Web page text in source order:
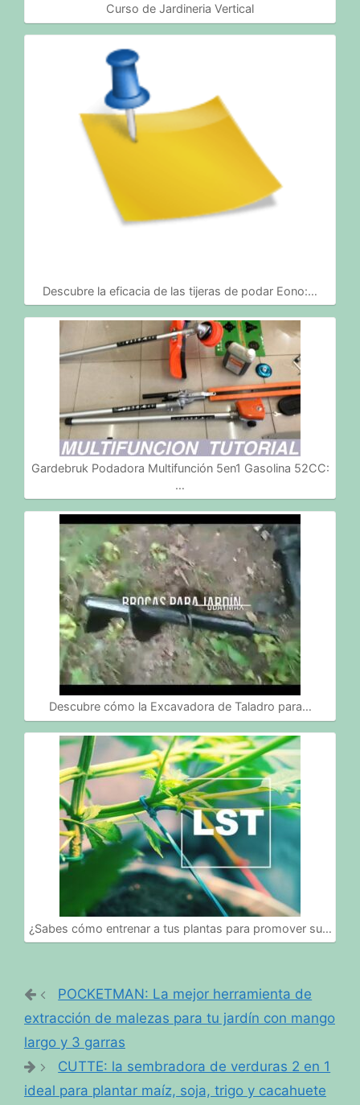
Curso de Jardineria Vertical
Descubre la eficacia de las tijeras de podar Eono:…
Gardebruk Podadora Multifunción 5en1 Gasolina 52CC:
…
Descubre cómo la Excavadora de Taladro para…
¿Sabes cómo entrenar a tus plantas para promover su…
POCKETMAN: La mejor herramienta de
extracción de malezas para tu jardín con mango
largo y 3 garras
CUTTE: la sembradora de verduras 2 en 1
ideal para plantar maíz, soja, trigo y cacahuete